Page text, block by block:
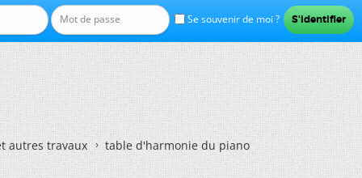
Se souvenir de moi ?
autres travaux table d'harmonie du piano